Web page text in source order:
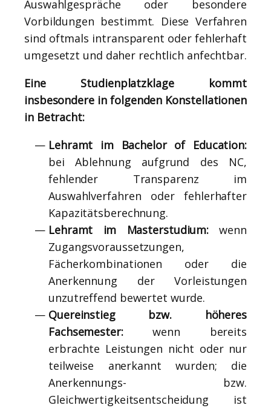
Auswahlgespräche oder besondere
Vorbildungen bestimmt. Diese Verfahren
sind oftmals intransparent oder fehlerhaft
umgesetzt und daher rechtlich anfechtbar.
Eine Studienplatzklage kommt
insbesondere in folgenden Konstellationen
in Betracht:
Lehramt im Bachelor of Education:
bei Ablehnung aufgrund des NC,
fehlender Transparenz im
Auswahlverfahren oder fehlerhafter
Kapazitätsberechnung.
Lehramt im Masterstudium: wenn
Zugangsvoraussetzungen,
Fächerkombinationen oder die
Anerkennung der Vorleistungen
unzutreffend bewertet wurde.
Quereinstieg bzw. höheres
Fachsemester:wenn bereits
erbrachte Leistungen nicht oder nur
teilweise anerkannt wurden; die
Anerkennungs- bzw.
Gleichwertigkeitsentscheidung ist